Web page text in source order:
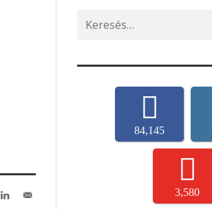
Search
for:
84,145
3,580